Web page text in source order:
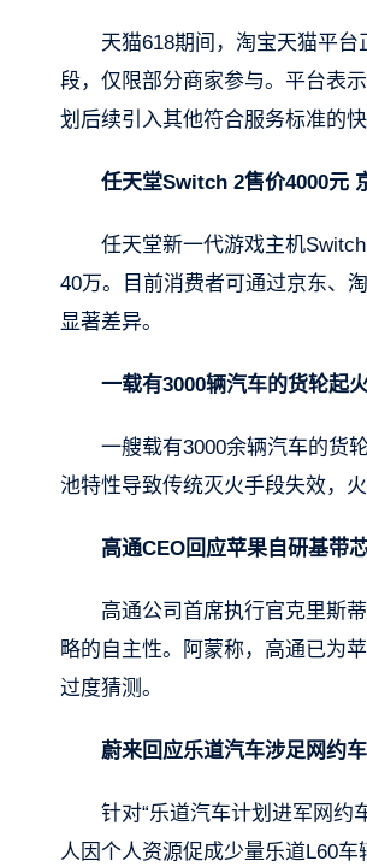
天猫618期间，淘宝天猫平
段，仅限部分商家参与。平台表
划后续引入其他符合服务标准的
任天堂Switch 2售价4000元
任天堂新一代游戏主机
40万。目前消费者可通过京东、
显著差异。
一载有3000辆汽车的货轮起
一艘载有3000余辆汽车的货
池特性导致传统灭火手段失效，
高通CEO回应苹果自研基带
高通公司首席执行官克里斯
略的自主性。阿蒙称，高通已为
过度猜测。
蔚来回应乐道汽车涉足网约
针对“乐道汽车计划进军网约
人因个人资源促成少量乐道L60